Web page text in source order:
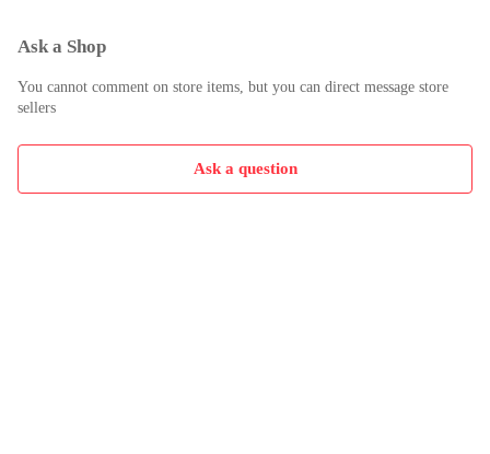
Ask a Shop
You cannot comment on store items, but you can direct message store
sellers
Ask a question